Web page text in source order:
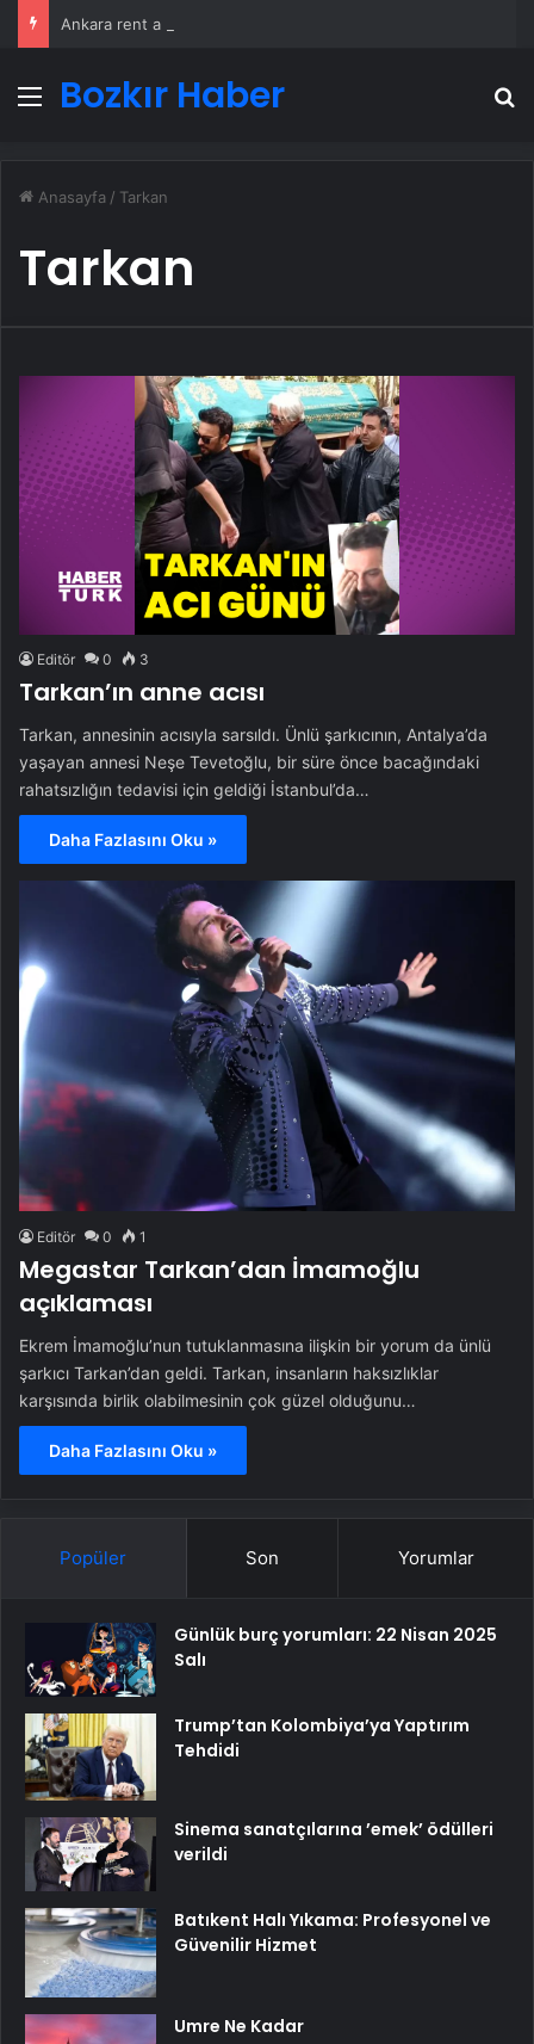
Ankara rent a car
Menü
Bozkır Haber
Anasayfa / Tarkan
Tarkan
Editör 0 3
Tarkan’ın anne acısı
Tarkan, annesinin acısıyla sarsıldı. Ünlü şarkıcının, Antalya’da
yaşayan annesi Neşe Tevetoğlu, bir süre önce bacağındaki
rahatsızlığın tedavisi için geldiği İstanbul’da…
Daha Fazlasını Oku »
Editör 0 1
Megastar Tarkan’dan İmamoğlu
açıklaması
Ekrem İmamoğlu’nun tutuklanmasına ilişkin bir yorum da ünlü
şarkıcı Tarkan’dan geldi. Tarkan, insanların haksızlıklar
karşısında birlik olabilmesinin çok güzel olduğunu…
Daha Fazlasını Oku »
Popüler Son Yorumlar
Günlük burç yorumları: 22 Nisan 2025
Salı
Trump’tan Kolombiya’ya Yaptırım
Tehdidi
Sinema sanatçılarına ’emek’ ödülleri
verildi
Batıkent Halı Yıkama: Profesyonel ve
Güvenilir Hizmet
Umre Ne Kadar